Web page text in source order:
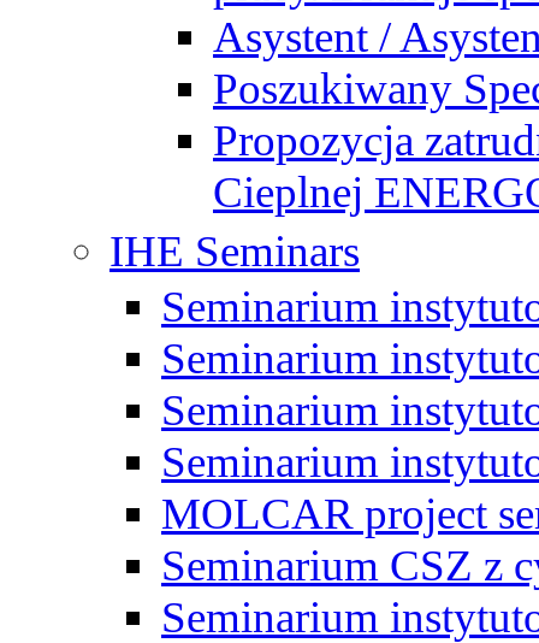
Asystent /
Poszukiwany
Propozycja
Cieplnej
IHE Seminars
Seminarium
Seminarium
Seminarium
Seminarium
MOLCAR project
Seminarium CSZ z
Seminarium